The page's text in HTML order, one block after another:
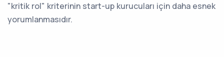
"kritik rol" kriterinin start-up kurucuları için daha esnek
yorumlanmasıdır.